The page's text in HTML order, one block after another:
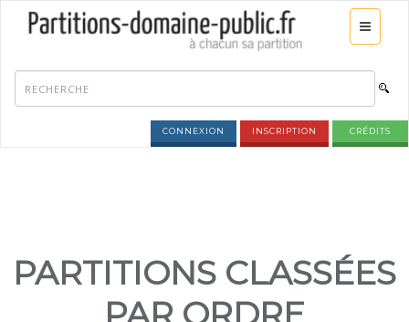
CONNEXION INSCRIPTION CRÉDITS
PARTITIONS CLASSÉES
PAR ORDRE